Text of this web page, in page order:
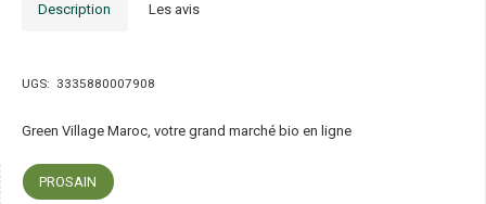
Description Les avis
UGS: 3335880007908
Green Village Maroc, votre grand marché bio en ligne
PROSAIN